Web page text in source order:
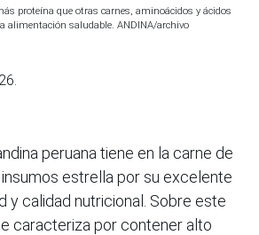
proteína que otras carnes, aminoácidos y ácidos
alimentación saludable. ANDINA/archivo
peruana tiene en la carne de
estrella por su excelente
y calidad nutricional. Sobre este
caracteriza por contener alto